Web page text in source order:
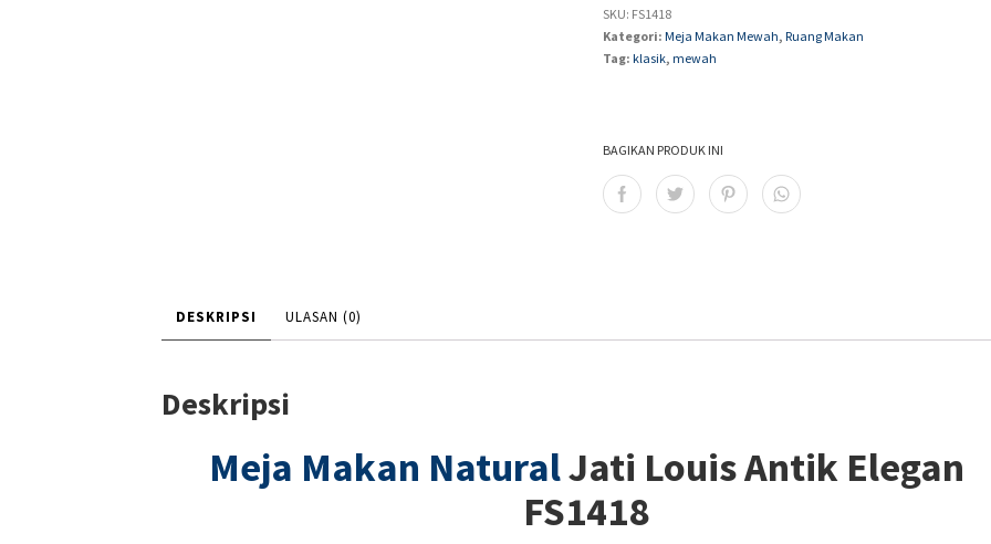
SKU: FS1418
Kategori:Meja Makan Mewah,Ruang Makan
Tag:klasik,mewah
BAGIKAN PRODUK INI
DESKRIPSI ULASAN (0)
Deskripsi
Meja Makan NaturalJati Louis Antik Elegan
FS1418